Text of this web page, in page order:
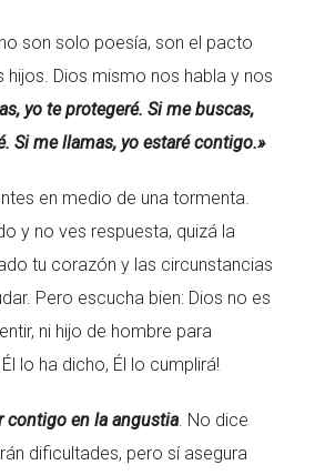
son solo poesía, son el pacto
hijos. Dios mismo nos habla y nos
yo te protegeré. Si me buscas,
Si me llamas, yo estaré contigo.»
en medio de una tormenta.
y no ves respuesta, quizá la
tu corazón y las circunstancias
Pero escucha bien: Dios no es
ni hijo de hombre para
lo ha dicho, Él lo cumplirá!
contigo en la angustia. No dice
dificultades, pero sí asegura